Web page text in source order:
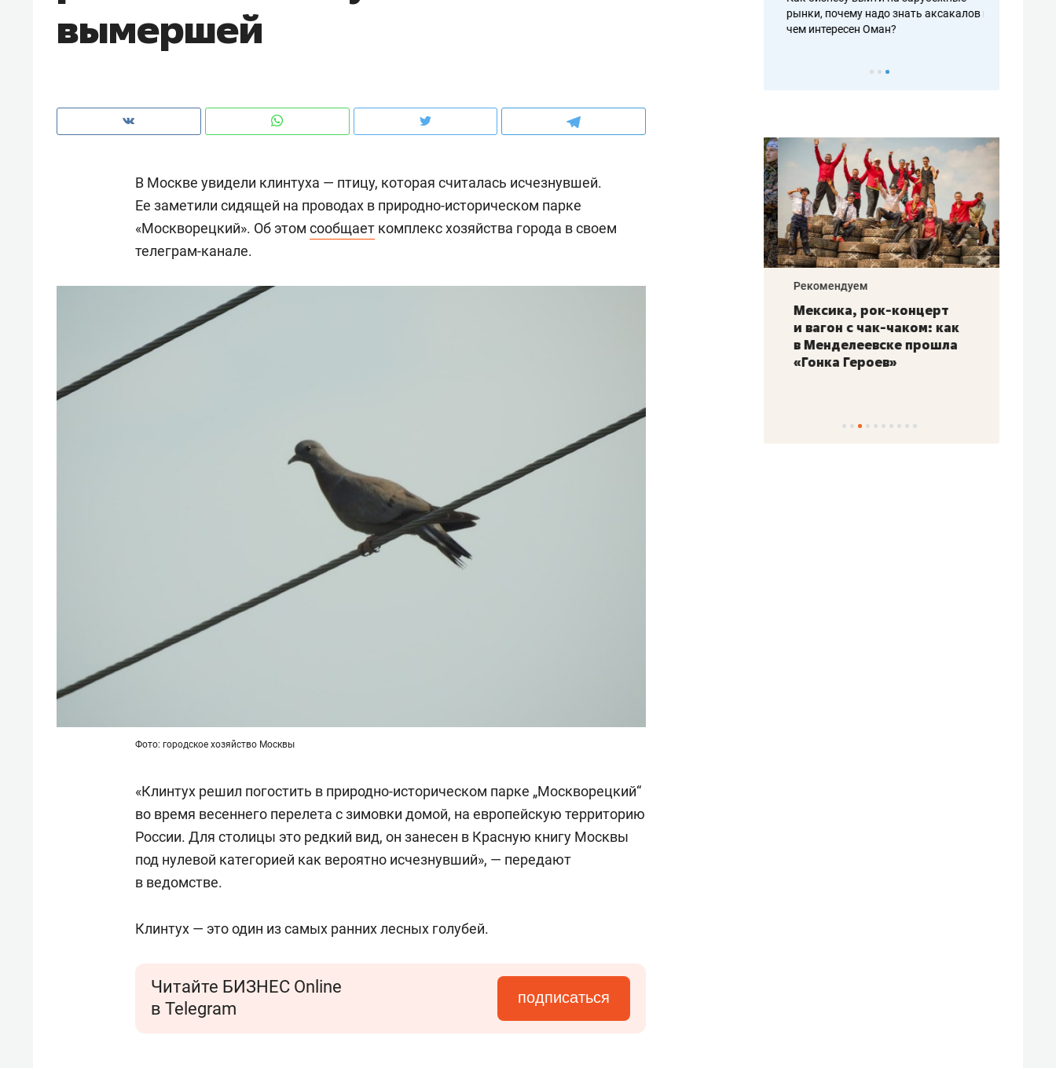
вымершей
В Москве увидели клинтуха — птицу, которая считалась исчезнувшей.
Ее заметили сидящей на проводах в природно-историческом парке
«Москворецкий». Об этом сообщает комплекс хозяйства города в своем
телеграм-канале.
Фото: городское хозяйство Москвы
«Клинтух решил погостить в природно-историческом парке „Москворецкий“
во время весеннего перелета с зимовки домой, на европейскую территорию
России. Для столицы это редкий вид, он занесен в Красную книгу Москвы
под нулевой категорией как вероятно исчезнувший», — передают
в ведомстве.
Клинтух — это один из самых ранних лесных голубей.
Читайте БИЗНЕС Online
в Telegram
подписаться
рынки, почему надо знать аксакалов и
чем интересен Оман?
рынки, почему надо знать аксакалов и
чем интересен Оман?
Рекомендуем
Как ГК «МИР ГРУПП» и ВТБ
создают оазис жилого
комфорта под Казанью
Рекомендуем Рекомендуем Рекомендуем
Мексика, рок-концерт
и вагон с чак-чаком: как
в Менделеевске прошла
«Гонка Героев»